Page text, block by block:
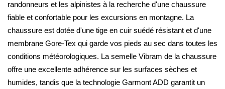
randonneurs et les alpinistes à la recherche d'une chaussure
fiable et confortable pour les excursions en montagne. La
chaussure est dotée d'une tige en cuir suédé résistant et d'une
membrane Gore-Tex qui garde vos pieds au sec dans toutes les
conditions météorologiques. La semelle Vibram de la chaussure
offre une excellente adhérence sur les surfaces sèches et
humides, tandis que la technologie Garmont ADD garantit un